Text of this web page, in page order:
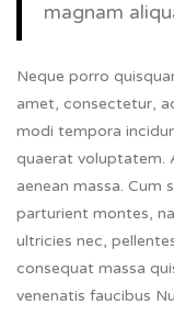
magnam
Neque porro
amet, consectetur,
modi tempora
quaerat voluptatem.
aenean massa. Cum
parturient montes,
ultricies nec,
consequat massa
venenatis faucibus